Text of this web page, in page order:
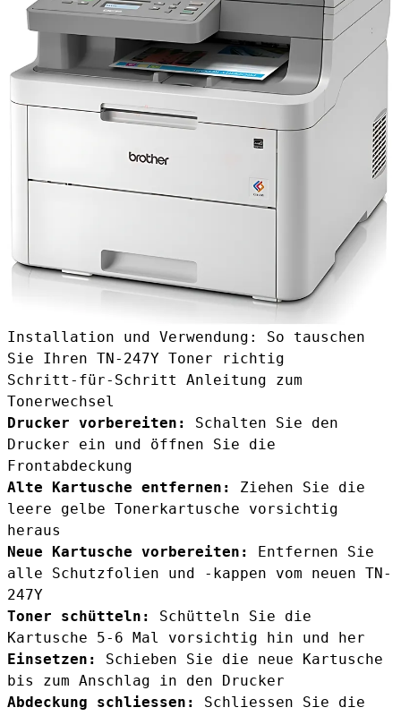
Installation und Verwendung: So tauschen
Sie Ihren TN-247Y Toner richtig
Schritt-für-Schritt Anleitung zum
Tonerwechsel
Drucker vorbereiten:
Schalten Sie den
Drucker ein und öffnen Sie die
Frontabdeckung
Alte Kartusche entfernen:
Ziehen Sie die
leere gelbe Tonerkartusche vorsichtig
heraus
Neue Kartusche vorbereiten:
Entfernen Sie
alle Schutzfolien und -kappen vom neuen TN-
247Y
Toner schütteln:
Schütteln Sie die
Kartusche 5-6 Mal vorsichtig hin und her
Einsetzen:
Schieben Sie die neue Kartusche
bis zum Anschlag in den Drucker
Abdeckung schliessen:
Schliessen Sie die